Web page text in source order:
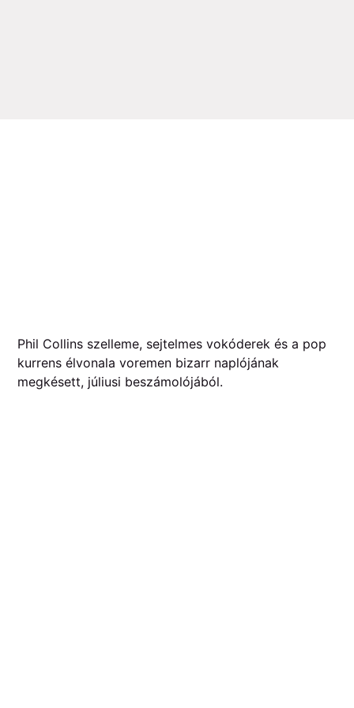
Phil Collins szelleme, sejtelmes vokóderek és a pop
kurrens élvonala voremen bizarr naplójának
megkésett, júliusi beszámolójából.